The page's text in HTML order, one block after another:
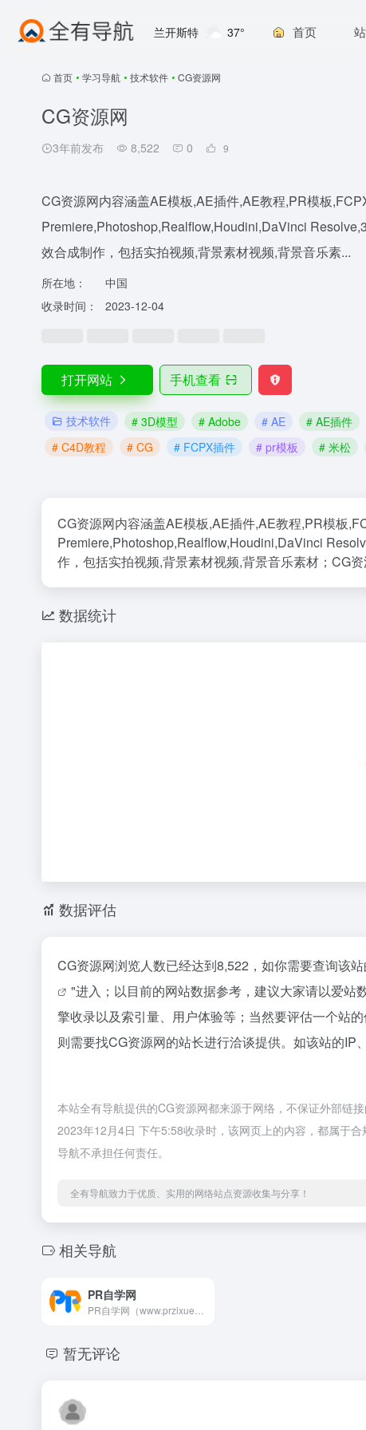
兰开斯特 37° 首页
首页 • 学习导航 • 技术软件 • CG资源网
CG资源网
3年前发布 8,522 0 9
CG资源网内容涵盖AE模板,AE插件,AE教程,PR模板
Premiere,Photoshop,Realflow,Houdini,DaVinci
效合成制作，包括实拍视频,背景素材视频,背景音乐素...
所在地：
中国
收录时间：
2023-12-04
打开网站 手机查看
技术软件 # 3D模型 # Adobe # AE # AE插件
# C4D教程
# CG # FCPX插件 # pr模板 # 米松
CG资源网内容涵盖AE模板,AE插件,AE教程,PR模板
Premiere,Photoshop,Realflow,Houdini,DaVinci
作，包括实拍视频,背景素材视频,背景音乐素材；CG
数据统计
数据评估
CG资源网浏览人数已经达到8,522，如你需要查询该
"进入；以目前的网站数据参考，建议大家请以爱站
擎收录以及索引量、用户体验等；当然要评估一个站
则需要找CG资源网的站长进行洽谈提供。如该站的IP
本站全有导航提供的CG资源网都来源于网络，不保证外部链
2023年12月4日 下午5:58收录时，该网页上的内容，都属于
导航不承担任何责任。
全有导航致力于优质、实用的网络站点资源收集与分享！
相关导航
PR自学网
暂无评论